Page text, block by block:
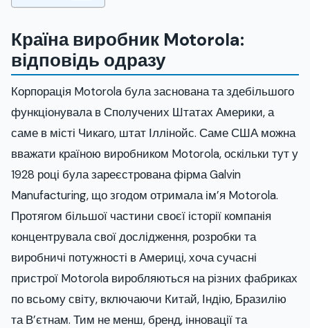
Країна виробник Motorola:
відповідь одразу
Корпорація Motorola була заснована та здебільшого
функціонувала в Сполучених Штатах Америки, а
саме в місті Чикаго, штат Іллінойс. Саме США можна
вважати країною виробником Motorola, оскільки тут у
1928 році була зареєстрована фірма Galvin
Manufacturing, що згодом отримала ім’я Motorola.
Протягом більшої частини своєї історії компанія
концентрувала свої дослідження, розробки та
виробничі потужності в Америці, хоча сучасні
пристрої Motorola виробляються на різних фабриках
по всьому світу, включаючи Китай, Індію, Бразилію
та В’єтнам. Тим не менш, бренд, інновації та